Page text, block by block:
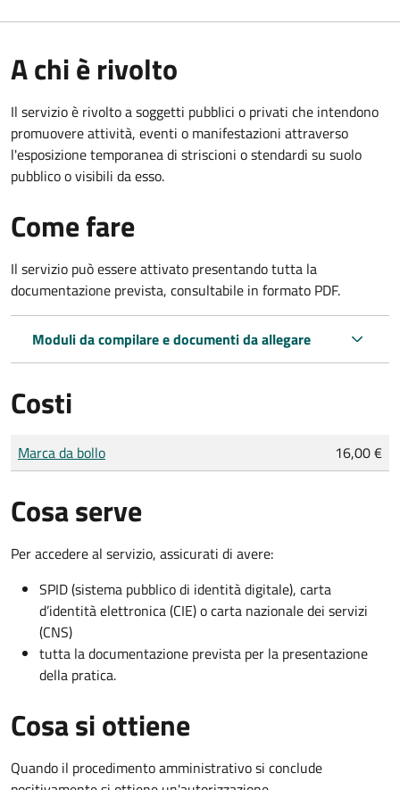
A chi è rivolto
Il servizio è rivolto a soggetti pubblici o privati che intendono
promuovere attività, eventi o manifestazioni attraverso
l'esposizione temporanea di striscioni o stendardi su suolo
pubblico o visibili da esso.
Come fare
Il servizio può essere attivato presentando tutta la
documentazione prevista, consultabile in formato PDF.
Moduli da compilare e documenti da allegare
Costi
Tipo di pagamento
Importo
Marca da bollo 16,00 €
Cosa serve
Per accedere al servizio, assicurati di avere:
SPID (sistema pubblico di identità digitale), carta
d’identità elettronica (CIE) o carta nazionale dei servizi
(CNS)
tutta la documentazione prevista per la presentazione
della pratica.
Cosa si ottiene
Quando il procedimento amministrativo si conclude